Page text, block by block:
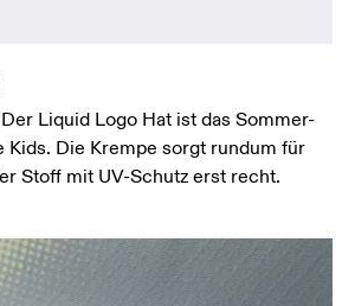
Liquid Logo Hat ist das Sommer-
Kids. Die Krempe sorgt rundum für
Stoff mit UV-Schutz erst recht.